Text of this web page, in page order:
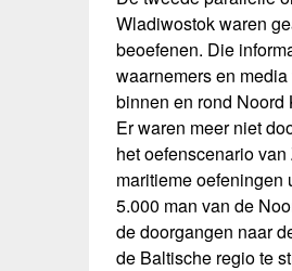
Wladiwostok waren
beoefenen. Die
waarnemers en
binnen en rond Noord
Er waren meer niet
het oefenscenario
maritieme oefeningen
5.000 man van de
de doorgangen naar
de Baltische regio te